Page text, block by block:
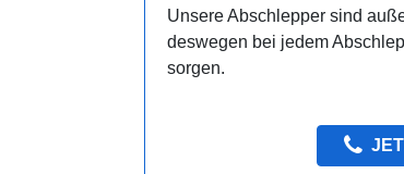
Unsere Abschlepper sind
deswegen bei jedem
sorgen.